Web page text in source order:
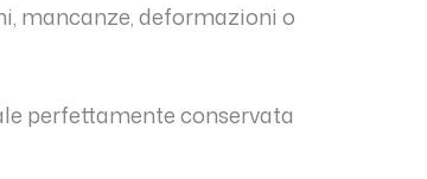
mancanze, deformazioni o
perfettamente conservata